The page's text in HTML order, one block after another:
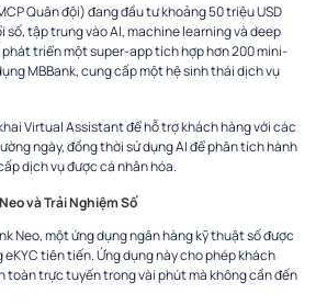
Quân đội) đang đầu tư khoảng 50 triệu USD
số, tập trung vào AI, machine learning và deep
phát triển một super-app tích hợp hơn 200 mini-
MBBank, cung cấp một hệ sinh thái dịch vụ
Virtual Assistant để hỗ trợ khách hàng với các
ngày, đồng thời sử dụng AI để phân tích hành
dịch vụ được cá nhân hóa.
và Trải Nghiệm Số
Neo, một ứng dụng ngân hàng kỹ thuật số được
eKYC tiên tiến. Ứng dụng này cho phép khách
toàn trực tuyến trong vài phút mà không cần đến